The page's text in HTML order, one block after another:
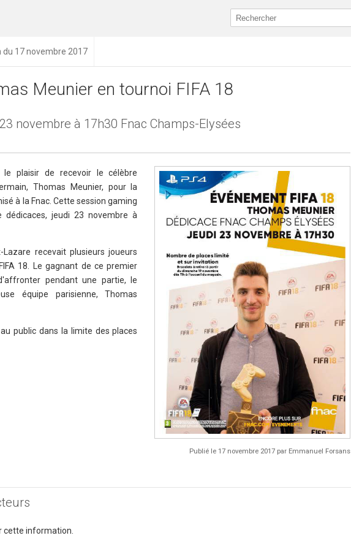
du 17 novembre 2017
Meunier en tournoi FIFA 18
novembre à 17h30 Fnac Champs-Elysées
le plaisir de recevoir le célèbre
Thomas Meunier, pour la
à la Fnac. Cette session gaming
jeudi 23 novembre à
recevait plusieurs joueurs
18. Le gagnant de ce premier
pendant une partie, le
équipe parisienne, Thomas
public dans la limite des places
Publié le 17 novembre 2017 par Emmanuel Forsans
cette information.